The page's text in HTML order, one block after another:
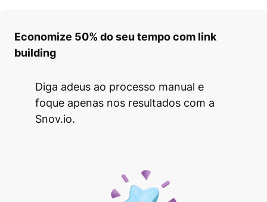
Economize 50% do seu tempo com link
building
Diga adeus ao processo manual e
foque apenas nos resultados com a
Snov.io.